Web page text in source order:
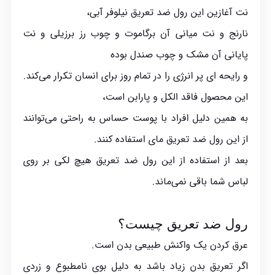
نت آغازین این رول ضد تعریق نیلوفر آبی،
نارنج و نت میانی آن برگاموت و چوب رز برزیلی و نت
پایانی آن مشک و چوب صندل بوده
و رایحه ای پر انرژی را در تمام روز برای انسان تکرار می‌کند.
این محصول فاقد الکل و پارابن است،
به همین دلیل افراد با پوست حساس به راحتی می‌توانند
از این رول ضد تعریق مای استفاده کنند.
بعد از استفاده از این رول ضد تعریق هیچ لکی بر روی
لباس شما باقی نمی‌ماند.
رول ضد تعریق چیست؟
عرق کردن یک واکنش طبیعی بدن است.
اگر تعریق بدن زیاد باشد به دلیل بوی نامطبوع و زردی